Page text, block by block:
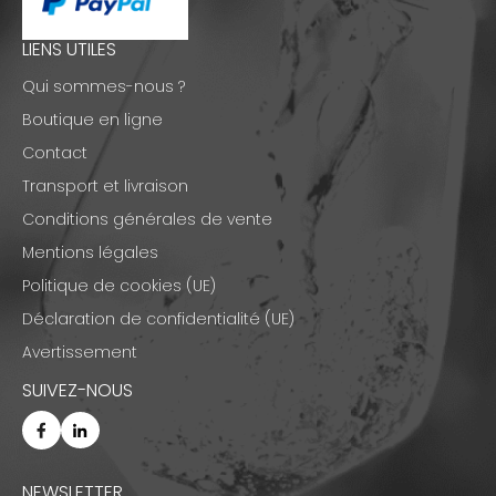
LIENS UTILES
Qui sommes-nous ?
Boutique en ligne
Contact
Transport et livraison
Conditions générales de vente
Mentions légales
Politique de cookies (UE)
Déclaration de confidentialité (UE)
Avertissement
SUIVEZ-NOUS